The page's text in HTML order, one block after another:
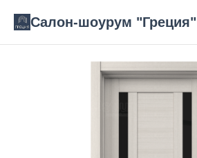
Салон-шоурум "Греция"